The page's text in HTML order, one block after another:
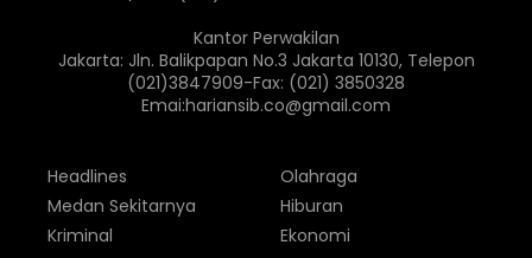
Kantor Perwakilan
Jakarta: Jln. Balikpapan No.3 Jakarta 10130, Telepon
(021)3847909-Fax: (021) 3850328
Emai:hariansib.co@gmail.com
Headlines
Medan Sekitarnya
Kriminal
Olahraga
Hiburan
Ekonomi